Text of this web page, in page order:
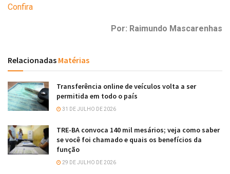
Confira
Por: Raimundo Mascarenhas
Relacionadas Matérias
Transferência online de veículos volta a ser
permitida em todo o país
31 DE JULHO DE 2026
TRE-BA convoca 140 mil mesários; veja como saber
se você foi chamado e quais os benefícios da
função
29 DE JULHO DE 2026